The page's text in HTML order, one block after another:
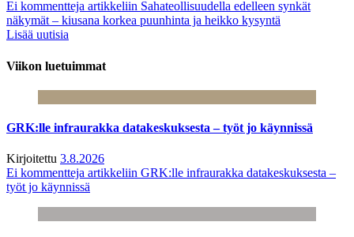
Ei kommentteja artikkeliin Sahateollisuudella edelleen synkät
näkymät – kiusana korkea puunhinta ja heikko kysyntä
Lisää uutisia
Viikon luetuimmat
GRK:lle infraurakka datakeskuksesta – työt jo käynnissä
Kirjoitettu 3.8.2026
Ei kommentteja artikkeliin GRK:lle infraurakka datakeskuksesta –
työt jo käynnissä